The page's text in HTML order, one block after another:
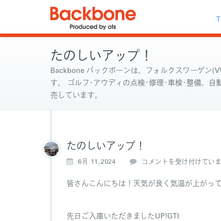
たのしいアップ！
Backbone バックボーンは、フォルクスワーゲン
す。 ゴルフ･アウディの点検･修理･車検･整備、自
売しています。
たのしいアップ！
6月 11,2024
た
し
い
ッ
コメントを受け付けてい
皆さんこんにちは！天気が良く気温が上がっ
先日ご入庫いただきましたUP!GTI